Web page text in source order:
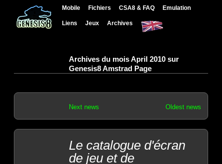
Mobile Fichiers CSA8 & FAQ Emulation
Liens Jeux Archives
Archives du mois April 2010 sur
Genesis8 Amstrad Page
Next news Oldest news
Le catalogue d'écran
de jeu et de